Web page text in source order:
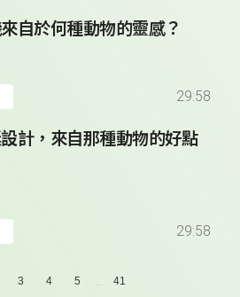
自於何種動物的靈感？
29:58
計，來自那種動物的好點
29:58
3 4 5 ... 41